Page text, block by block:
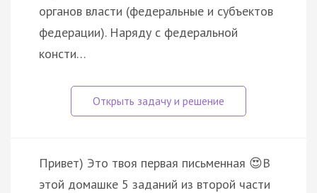
органов власти (федеральные и субъектов
федерации). Наряду с федеральной
консти…
Привет) Это твоя первая письменная 😍В
этой домашке 5 заданий из второй части